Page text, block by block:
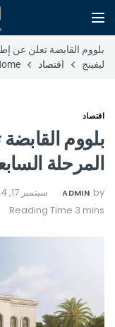
بلووم القابضة تعلن عن
ليفينج
اقتصاد
اقتصاد
بلووم
المرحلة
by
ADMIN سبتمبر 17, 2024